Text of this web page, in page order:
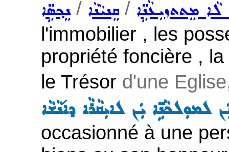
ܢܸܟ݂ܣܹ̈ܐ/ ܩܸܢܝܵܢܵܐ / ܠܵܐ ܡܸܬܬܙܝܼܥܵܢܹ̈ܐ
l'immobilier , les
propriété foncière ,
le Trésor d'une
ܠܡܘܼܠܟܵܢܹ̈ܐ ܝܲܢ ܠܐܝܼܩܵܪܵܐ ܕܐ݇ܢܵܫܵܐ
occasionné à une